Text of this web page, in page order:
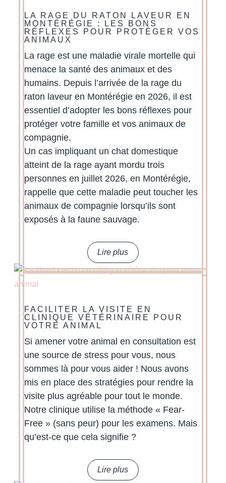
LA RAGE DU RATON LAVEUR EN
MONTÉRÉGIE : LES BONS
RÉFLEXES POUR PROTÉGER VOS
ANIMAUX
La rage est une maladie virale mortelle qui
menace la santé des animaux et des
humains. Depuis l’arrivée de la rage du
raton laveur en Montérégie en 2026, il est
essentiel d’adopter les bons réflexes pour
protéger votre famille et vos animaux de
compagnie.
Un cas impliquant un chat domestique
atteint de la rage ayant mordu trois
personnes en juillet 2026, en Montérégie,
rappelle que cette maladie peut toucher les
animaux de compagnie lorsqu’ils sont
exposés à la faune sauvage.
lire plus
FACILITER LA VISITE EN
CLINIQUE VÉTÉRINAIRE POUR
VOTRE ANIMAL
Si amener votre animal en consultation est
une source de stress pour vous, nous
sommes là pour vous aider ! Nous avons
mis en place des stratégies pour rendre la
visite plus agréable pour tout le monde.
Notre clinique utilise la méthode « Fear-
Free » (sans peur) pour les examens. Mais
qu’est-ce que cela signifie ?
lire plus